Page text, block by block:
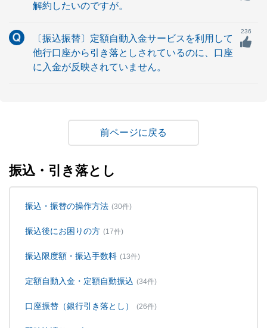
解約したいのですが。
〔振込振替〕定額自動入金サービスを利用して
他行口座から引き落としされているのに、口座
に入金が反映されていません。
236
戻る
振込・引き落とし
振込・振替の操作方法 (30件)
振込後にお困りの方 (17件)
振込限度額・振込手数料 (13件)
定額自動入金・定額自動振込 (34件)
口座振替（銀行引き落とし） (26件)